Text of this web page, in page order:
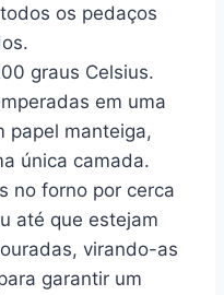
os pedaços
graus Celsius.
em uma
papel manteiga,
única camada.
no forno por cerca
até que estejam
virando-as
garantir um